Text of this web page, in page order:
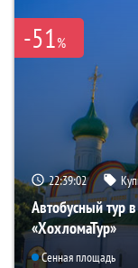
-51%
22:39:01
Автобусный тур
«ХохломаТур»
Сенная площадь